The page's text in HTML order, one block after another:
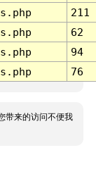
211
62
94
76
带来的访问不便我